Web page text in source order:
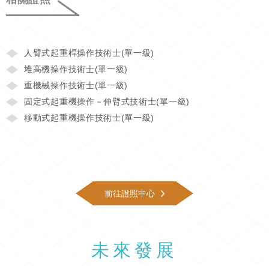
人臂式起重桿操作技術士(單一級)
堆高機操作技術士(單一級)
重機械操作技術士(單一級)
固定式起重機操作－伸臂式技術士(單一級)
移動式起重機操作技術士(單一級)
前往證照中心
未來發展